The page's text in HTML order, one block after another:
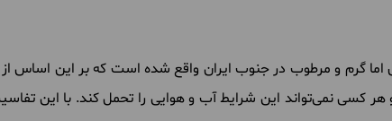
اما گرم و مرطوب در جنوب ایران واقع شده است که بر این
هر کسی نمی‌تواند این شرایط آب و هوایی را تحمل کند. با این